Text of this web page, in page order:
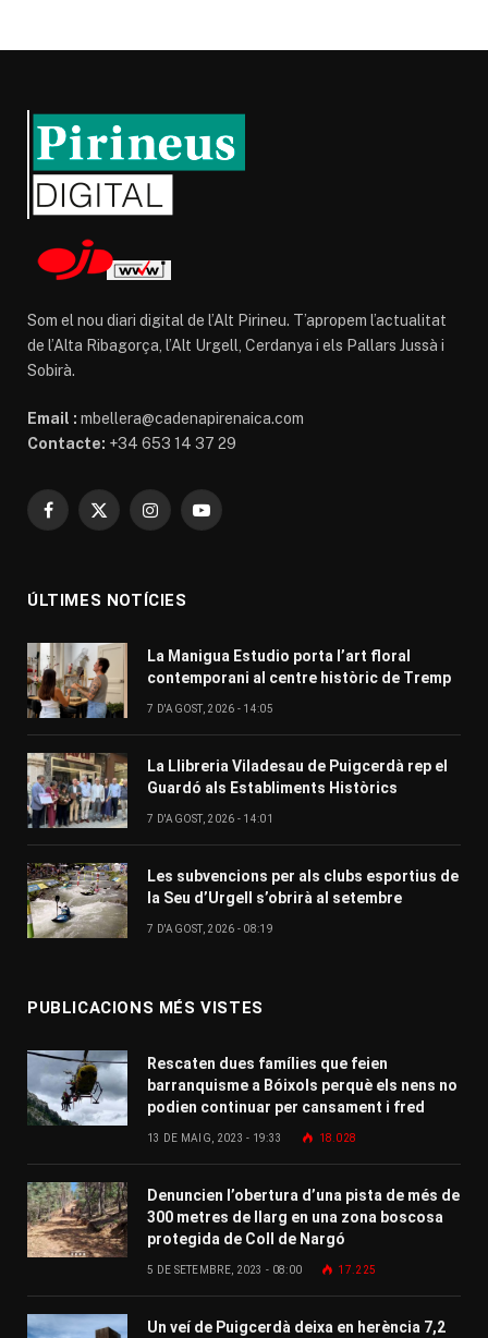
Som el nou diari digital de l’Alt Pirineu. T’apropem l’actualitat
de l’Alta Ribagorça, l’Alt Urgell, Cerdanya i els Pallars Jussà i
Sobirà.
Email : mbellera@cadenapirenaica.com
Contacte: +34 653 14 37 29
Facebook
X
InstagramYouTube
ÚLTIMES NOTÍCIES
La Manigua Estudio porta l’art floral
contemporani al centre històric de Tremp
7 D'AGOST, 2026 - 14:05
La Llibreria Viladesau de Puigcerdà rep el
Guardó als Establiments Històrics
7 D'AGOST, 2026 - 14:01
Les subvencions per als clubs esportius de
la Seu d’Urgell s’obrirà al setembre
7 D'AGOST, 2026 - 08:19
PUBLICACIONS MÉS VISTES
Rescaten dues famílies que feien
barranquisme a Bóixols perquè els nens no
podien continuar per cansament i fred
13 DE MAIG, 2023 - 19:33 18.028
Denuncien l’obertura d’una pista de més de
300 metres de llarg en una zona boscosa
protegida de Coll de Nargó
5 DE SETEMBRE, 2023 - 08:00 17.225
Un veí de Puigcerdà deixa en herència 7,2